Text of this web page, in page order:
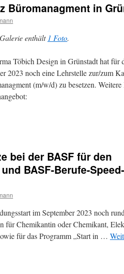
Büromanagment in
enthält 1 Foto.
Töbich Design in Grünstadt hat für
2023 noch eine Lehrstelle zur/zum
(m/w/d) zu besetzen.
bei der BASF für den
BASF-Berufe-
im September 2023 noch
für Chemikantin oder Chemikant,
für das Programm „Start in …